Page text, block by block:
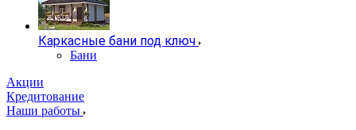
Каркасные бани под ключ
Бани
Акции
Кредитование
Наши работы